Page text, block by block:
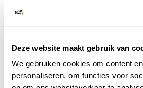
Deze website maakt gebruik van
We gebruiken cookies om content
personaliseren, om functies voor
Klauwier en Roodmus. Soorten
struikrietzanger en de ook wel in
voorkomende krekelzanger.